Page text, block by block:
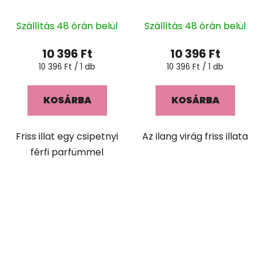
Szállítás 48 órán belül
10 396 Ft
Egységár:
10 396 Ft / 1 db
KOSÁRBA
Friss illat egy csipetnyi
férfi parfümmel
Szállítás 48 órán belül
10 396 Ft
Egységár:
10 396 Ft / 1 db
KOSÁRBA
Az ilang virág friss illata